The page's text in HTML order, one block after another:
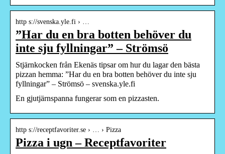
http s://svenska.yle.fi › …
”Har du en bra botten behöver du
inte sju fyllningar” – Strömsö
Stjärnkocken från Ekenäs tipsar om hur du lagar den bästa
pizzan hemma: ”Har du en bra botten behöver du inte sju
fyllningar” – Strömsö – svenska.yle.fi
En gjutjärnspanna fungerar som en pizzasten.
http s://receptfavoriter.se › … › Pizza
Pizza i ugn – Receptfavoriter